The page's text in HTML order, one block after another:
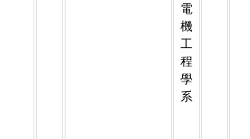
電
機
工
程
學
系